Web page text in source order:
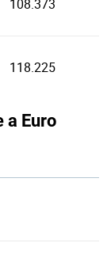
108.373
118.225
a Euro